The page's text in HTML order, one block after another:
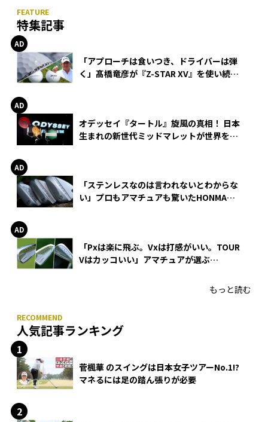
特集記事
「アプローチは食いつき、ドライバーは弾
く」髙橋竜彦が『Z-STAR XV』を使い続け
オデッセイ『タートル』旋風の真相！ 日本
生まれの新世代ミッドマレットが世界を席
「ステンレスなのは言われないとわからな
い」プロもアマチュアも驚いたHONMA
「Pxは楽に飛ぶ。Vxは打感がいい。TOUR
Vはカッコいい」アマチュアが選ぶ
もっと読む
人気記事ランキング
菅楓華 のスイングは日本女子ツアーNo.1!?
マネるには足の踏ん張りが必要